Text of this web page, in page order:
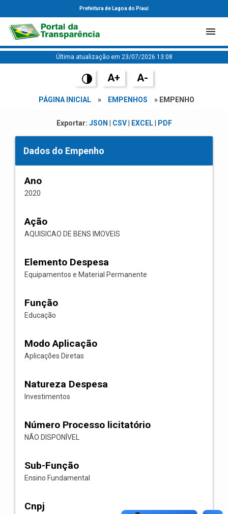
Prefeitura de Lagoa do Piauí
Última atualização em 23/07/2026 13:08
A+ A-
PÁGINA INICIAL » EMPENHOS » EMPENHO
Exportar: JSON CSV| EXCEL| PDF
Dados do Empenho
Ano
2020
Ação
AQUISICAO DE BENS IMOVEIS
Elemento Despesa
Equipamentos e Material Permanente
Função
Educação
Modo Aplicação
Aplicações Diretas
Natureza Despesa
Investimentos
Número Processo licitatório
NÃO DISPONÍVEL
Sub-Função
Ensino Fundamental
Cnpj